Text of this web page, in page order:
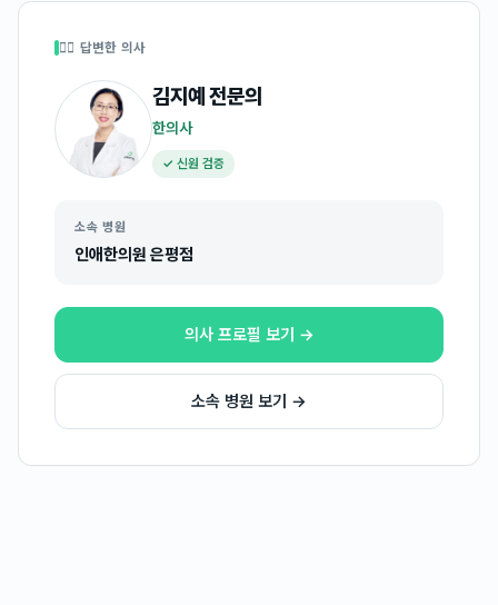
👩‍⚕️ 답변한 의사
김지예전문의
한의사
✓ 신원 검증
소속 병원
인애한의원 은평점
의사 프로필 보기 →
소속 병원 보기 →